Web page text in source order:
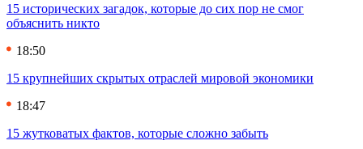
15 исторических загадок, которые до сих пор не смог
объяснить никто
18:50
15 крупнейших скрытых отраслей мировой экономики
18:47
15 жутковатых фактов, которые сложно забыть